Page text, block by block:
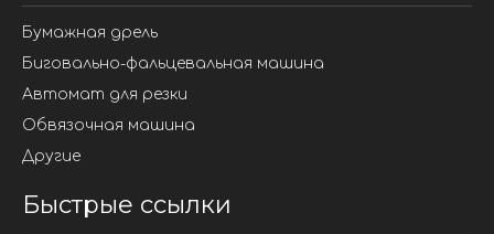
Бумажная дрель
Биговально-фальцевальная машина
Автомат для резки
Обвязочная машина
Другие
Быстрые ссылки